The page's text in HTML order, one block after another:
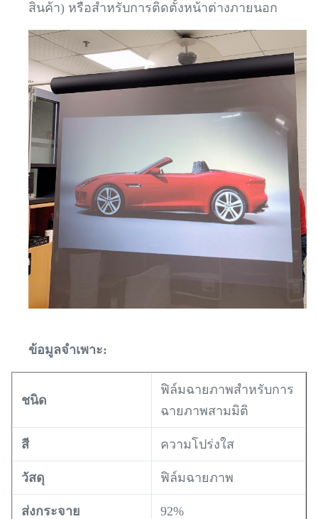
สินค้า) หรือสำหรับการติดตั้งหน้าต่างภายนอก
ข้อมูลจำเพาะ:
ชนิด
ฟิล์มฉายภาพสำหรับการ
ฉายภาพสามมิติ
สี ความโปร่งใส
วัสดุ ฟิล์มฉายภาพ
ส่งกระจาย 92%